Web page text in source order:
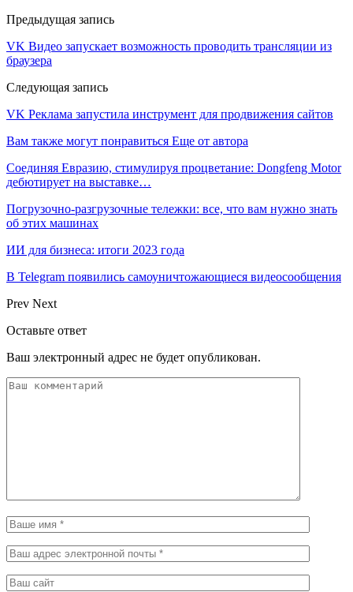
Предыдущая запись
VK Видео запускает возможность проводить трансляции из
браузера
Следующая запись
VK Реклама запустила инструмент для продвижения сайтов
Вам также могут понравиться Еще от автора
Соединяя Евразию, стимулируя процветание: Dongfeng Motor
дебютирует на выставке…
Погрузочно-разгрузочные тележки: все, что вам нужно знать
об этих машинах
ИИ для бизнеса: итоги 2023 года
В Telegram появились самоуничтожающиеся видеосообщения
Prev Next
Оставьте ответ
Ваш электронный адрес не будет опубликован.